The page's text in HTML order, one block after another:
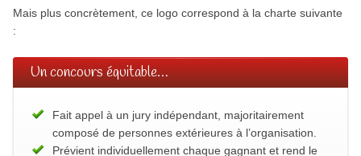
Mais plus concrètement, ce logo correspond à la charte suivante
:
Un concours équitable…
Fait appel à un jury indépendant, majoritairement
composé de personnes extérieures à l’organisation.
Prévient individuellement chaque gagnant et rend le